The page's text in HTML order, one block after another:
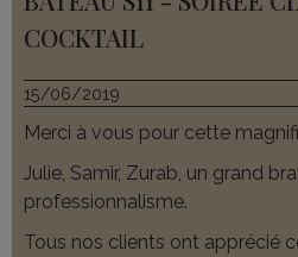
COCKTAIL
15/06/2019
Merci à vous pour cette
Julie, Samir, Zurab, un grand
professionnalisme.
Tous nos clients ont apprécié